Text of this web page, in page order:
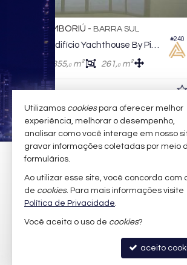
BALNEÁRIO CAMBORIÚ -
4 6 3
AMANDA ALMEIDA
NEGÓCIOS
Rua 2850, nº 100 - Sala 02
Centro - 88330-363
Balneário Camboriú /
Utilizamos cookiespara oferecer melhor
experiência, melhorar o desempenho,
analisar como você interage em nosso
gravar informações coletadas por meio
formulários.
Ao utilizar esse site, você concorda com
de cookies. Para mais informações visite
Política de Privacidade.
Você aceita o uso de cookies?
aceito